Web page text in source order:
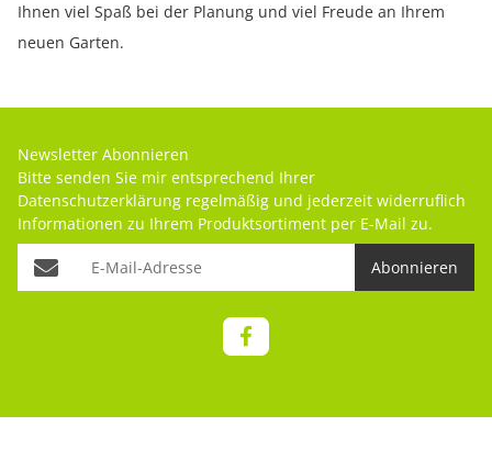
Ihnen viel Spaß bei der Planung und viel Freude an Ihrem
neuen Garten.
Newsletter Abonnieren
Bitte senden Sie mir entsprechend Ihrer
Datenschutzerklärung regelmäßig und jederzeit widerruflich
Informationen zu Ihrem Produktsortiment per E-Mail zu.
Abonnieren